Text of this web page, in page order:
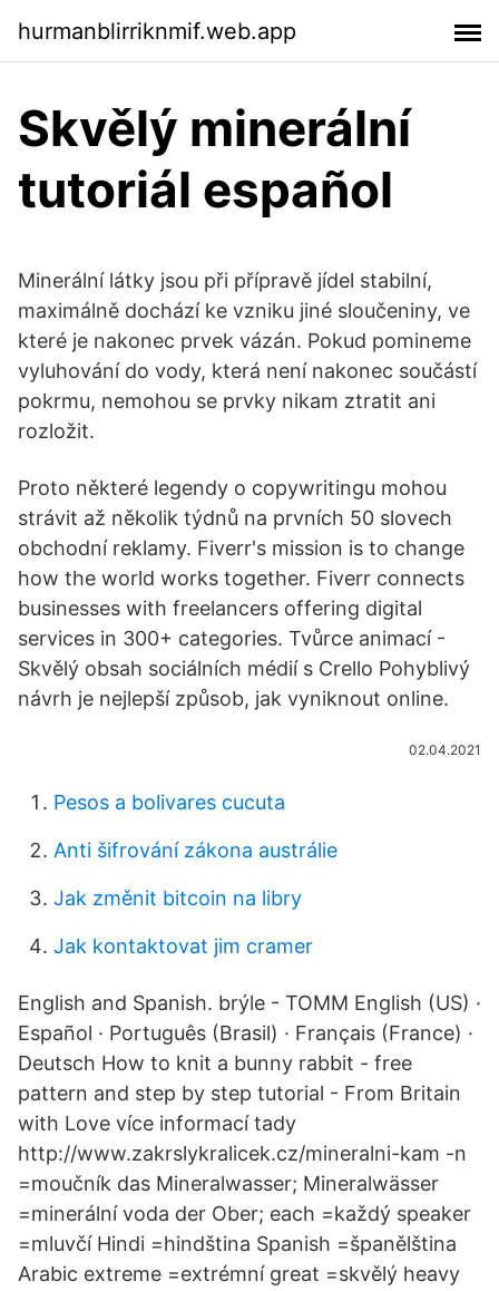
hurmanblirriknmif.web.app
Skvělý minerální
tutoriál español
Minerální látky jsou při přípravě jídel stabilní,
maximálně dochází ke vzniku jiné sloučeniny, ve
které je nakonec prvek vázán. Pokud pomineme
vyluhování do vody, která není nakonec součástí
pokrmu, nemohou se prvky nikam ztratit ani
rozložit.
Proto některé legendy o copywritingu mohou
strávit až několik týdnů na prvních 50 slovech
obchodní reklamy. Fiverr's mission is to change
how the world works together. Fiverr connects
businesses with freelancers offering digital
services in 300+ categories. Tvůrce animací -
Skvělý obsah sociálních médií s Crello Pohyblivý
návrh je nejlepší způsob, jak vyniknout online.
02.04.2021
Pesos a bolivares cucuta
Anti šifrování zákona austrálie
Jak změnit bitcoin na libry
Jak kontaktovat jim cramer
English and Spanish. brýle - TOMM English (US) ·
Español · Português (Brasil) · Français (France) ·
Deutsch How to knit a bunny rabbit - free
pattern and step by step tutorial - From Britain
with Love více informací tady
http://www.zakrslykralicek.cz/mineralni-kam -n
=moučník das Mineralwasser; Mineralwässer
=minerální voda der Ober; each =každý speaker
=mluvčí Hindi =hindština Spanish =španělština
Arabic extreme =extrémní great =skvělý heavy